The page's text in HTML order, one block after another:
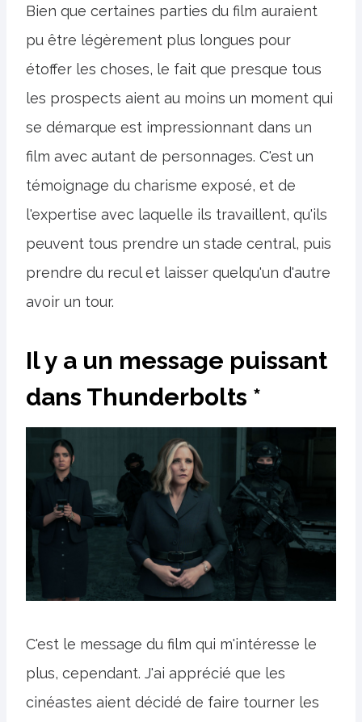
Bien que certaines parties du film auraient
pu être légèrement plus longues pour
étoffer les choses, le fait que presque tous
les prospects aient au moins un moment qui
se démarque est impressionnant dans un
film avec autant de personnages. C'est un
témoignage du charisme exposé, et de
l'expertise avec laquelle ils travaillent, qu'ils
peuvent tous prendre un stade central, puis
prendre du recul et laisser quelqu'un d'autre
avoir un tour.
Il y a un message puissant
dans Thunderbolts *
C'est le message du film qui m'intéresse le
plus, cependant. J'ai apprécié que les
cinéastes aient décidé de faire tourner les